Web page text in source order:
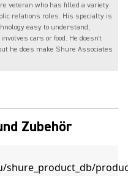
veteran who has filled a variety
relations roles. His specialty is
easy to understand,
cars or food. He doesn't
he does make Shure Associates
Zubehör